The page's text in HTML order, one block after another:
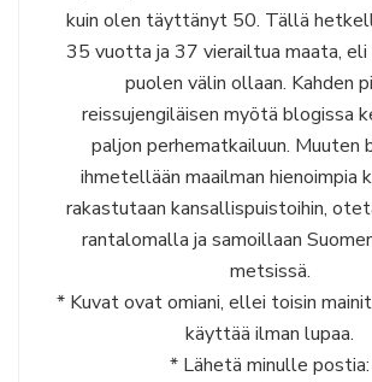
kuin olen täyttänyt 50. Tällä
35 vuotta ja 37 vierailtua maata,
puolen välin ollaan. Kahden
reissujengiläisen myötä blogissa
paljon perhematkailuun. Muuten
ihmetellään maailman hienoimpia
rakastutaan kansallispuistoihin,
rantalomalla ja samoillaan
metsissä.
* Kuvat ovat omiani, ellei toisin
käyttää ilman lupaa.
* Lähetä minulle postia: